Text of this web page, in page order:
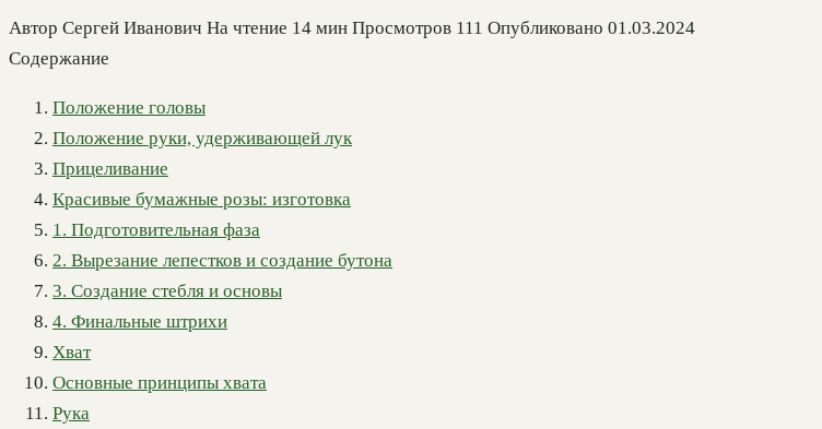
Автор Сергей Иванович На чтение 14 мин Просмотров 111 Опубликовано 01.03.2024
Содержание
Положение головы
Положение руки, удерживающей лук
Прицеливание
Красивые бумажные розы: изготовка
1. Подготовительная фаза
2. Вырезание лепестков и создание бутона
3. Создание стебля и основы
4. Финальные штрихи
Хват
Основные принципы хвата
Рука